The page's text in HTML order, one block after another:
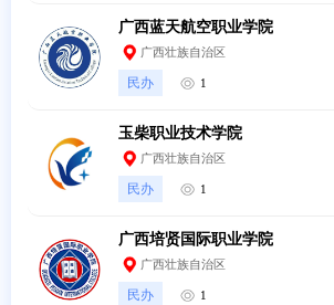
广西蓝天航空职业学院
广西壮族自治区
民办 1
玉柴职业技术学院
广西壮族自治区
民办 1
广西培贤国际职业学院
广西壮族自治区
民办 1